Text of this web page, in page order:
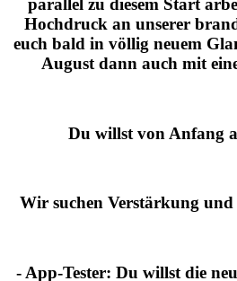
parallel zu diesem Start
Hochdruck an unserer
euch bald in völlig neuem
August dann auch mit
Du willst von Anfang
Wir suchen Verstärkung und
- App-Tester: Du willst die